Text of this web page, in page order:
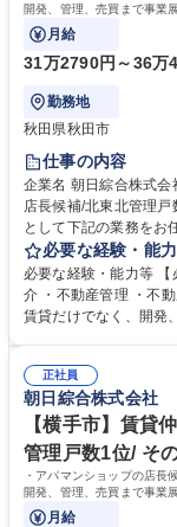
開発、管理、売買まで事業
月給
31万2790円～36万
勤務地
秋田県秋田市
仕事の内容
企業名 朝日綜合株式会社 求人名 【秋田市泉】賃貸仲介/アパマン
店長候補/北東北管理戸数1位/ 仕事の内容 ・アパマンショ
として下記の業務をお
まで事業展開している為、キャ
物件の仕入・取得、リ
の日々の進捗管理・ス
には私有車を使用しま
賃貸仲介/アパマンショ
必要な経験・能
必要な経験・能力等
介 ・不動産管理 ・不
賃貸だけでなく、開発
創業当初から、街づく
地域のスポーツチーム
いた企業として、これか
学歴：大学院 大学 高
士 第一種運転免許普通
正社員
朝日綜合株式会社
【横手市】賃貸
管理戸数1位/ そ
・アパマンショップの店長
開発、管理、売買まで事業
月給